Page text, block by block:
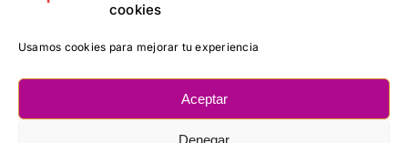
cookies
Usamos cookies para mejorar tu experiencia
Aceptar
Denegar